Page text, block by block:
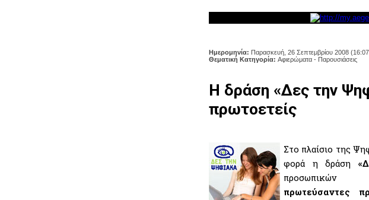
Ημερομηνία: Παρασκευή, 26 Σεπτεμβρίου 2008
Θεματική Κατηγορία: Αφιερώματα - Παρουσιάσεις
H δράση «Δες την
πρωτοετείς
Στο πλαίσιο της
φορά η δράση
προσωπικών
πρωτεύσαντες